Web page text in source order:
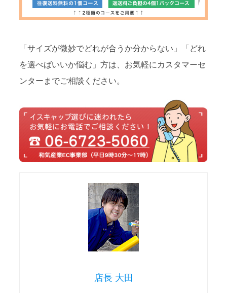
「サイズが微妙でどれが合うか分からない」「どれ
を選べばいいか悩む」方は、お気軽にカスタマーセ
ンターまでご相談ください。
店長 大田